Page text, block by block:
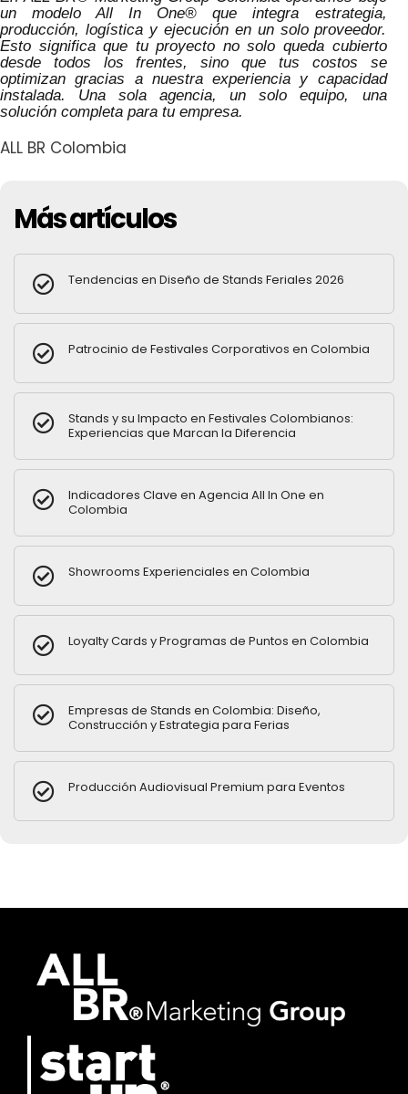
un modelo All In One® que integra estrategia,
producción, logística y ejecución en un solo proveedor.
Esto significa que tu proyecto no solo queda cubierto
desde todos los frentes, sino que tus costos se
optimizan gracias a nuestra experiencia y capacidad
instalada. Una sola agencia, un solo equipo, una
solución completa para tu empresa.
ALL BR Colombia
Más artículos
Tendencias en Diseño de Stands Feriales 2026
Patrocinio de Festivales Corporativos en Colombia
Stands y su Impacto en Festivales Colombianos:
Experiencias que Marcan la Diferencia
Indicadores Clave en Agencia All In One en
Colombia
Showrooms Experienciales en Colombia
Loyalty Cards y Programas de Puntos en Colombia
Empresas de Stands en Colombia: Diseño,
Construcción y Estrategia para Ferias
Producción Audiovisual Premium para Eventos